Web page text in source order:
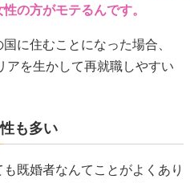
の方がモテるんです。
に住むことになった場合、
を生かして再就職しやすい
も多い
既婚者なんてことがよくあり